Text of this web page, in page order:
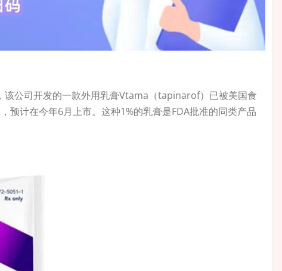
公司开发的一款外用乳膏Vtama（tapinarof）已被美国食
预计在今年6月上市。这种1%的乳膏是FDA批准的同类产品